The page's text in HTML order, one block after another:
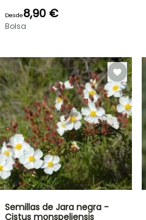
Desde8,90 €
Bolsa
Semillas de Jara negra -
Cistus monspeliensis